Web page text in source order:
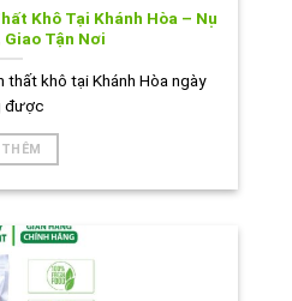
Khô Tại Khánh Hòa – Nụ
Tận Nơi
thất khô tại Khánh Hòa ngày
được